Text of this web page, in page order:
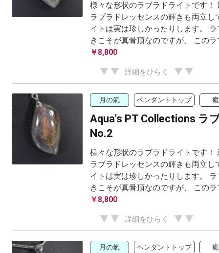
様々な形状のラブラドライトです！
ラブラドレッセンスの輝きも両立し
イトは実は珍しかったりします。
きこそが真骨頂なのですが、 このラ
￥8,800
詳細をひらく
月の氣 ペンダントトップ
Aqua's PT Collections ラ
No.2
様々な形状のラブラドライトです！
ラブラドレッセンスの輝きも両立し
イトは実は珍しかったりします。
きこそが真骨頂なのですが、 このラ
￥8,800
詳細をひらく
月の氣 ペンダントトップ